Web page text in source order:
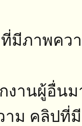
ที่มีภาพค
านผู้อื่นม
ม คลิปที่มี